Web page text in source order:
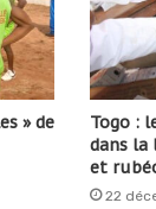
» de
Togo :
dans la
et
22